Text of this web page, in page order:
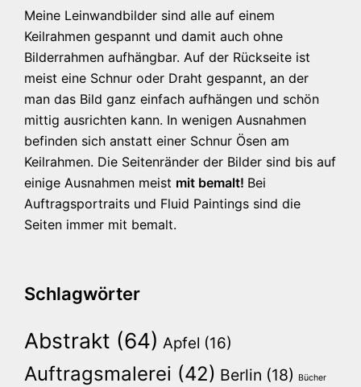
Meine Leinwandbilder sind alle auf einem
Keilrahmen gespannt und damit auch ohne
Bilderrahmen aufhängbar. Auf der Rückseite ist
meist eine Schnur oder Draht gespannt, an der
man das Bild ganz einfach aufhängen und schön
mittig ausrichten kann. In wenigen Ausnahmen
befinden sich anstatt einer Schnur Ösen am
Keilrahmen. Die Seitenränder der Bilder sind bis auf
einige Ausnahmen meist mit bemalt! Bei
Auftragsportraits und Fluid Paintings sind die
Seiten immer mit bemalt.
Schlagwörter
Abstrakt (64) Apfel (16)
Auftragsmalerei (42) Berlin (18) Bücher